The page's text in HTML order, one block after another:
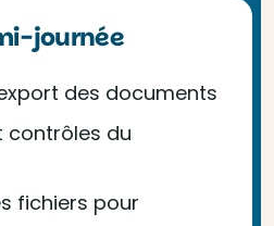
journée
des documents
contrôles du
fichiers pour